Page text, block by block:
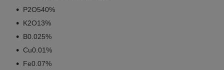
P2O540%
K2O13%
B0.025%
Cu0.01%
Fe0.07%